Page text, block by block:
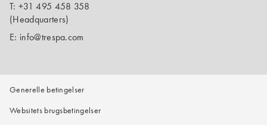
T: +31 495 458 358
(Headquarters)
E: info@trespa.com
Generelle betingelser
Websitets brugsbetingelser